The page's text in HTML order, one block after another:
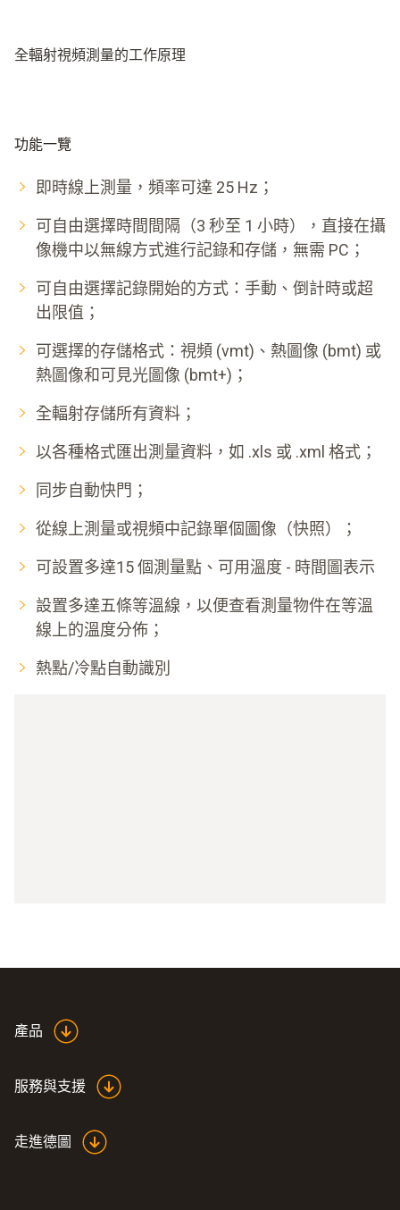
全輻射視頻測量的工作原理
功能一覽
即時線上測量，頻率可達 25 Hz；
可自由選擇時間間隔（3 秒至 1 小時），直接在攝
像機中以無線方式進行記錄和存儲，無需 PC；
可自由選擇記錄開始的方式：手動、倒計時或超
出限值；
可選擇的存儲格式：視頻 (vmt)、熱圖像 (bmt) 或
熱圖像和可見光圖像 (bmt+)；
全輻射存儲所有資料；
以各種格式匯出測量資料，如 .xls 或 .xml 格式；
同步自動快門；
從線上測量或視頻中記錄單個圖像（快照）；
可設置多達15 個測量點、可用溫度 - 時間圖表示
設置多達五條等溫線，以便查看測量物件在等溫
線上的溫度分佈；
熱點/冷點自動識別
產品
服務與支援
走進德圖